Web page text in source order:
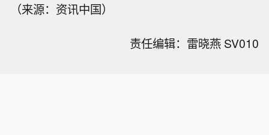
（来源：资讯中国）
责任编辑：雷晓燕 SV010